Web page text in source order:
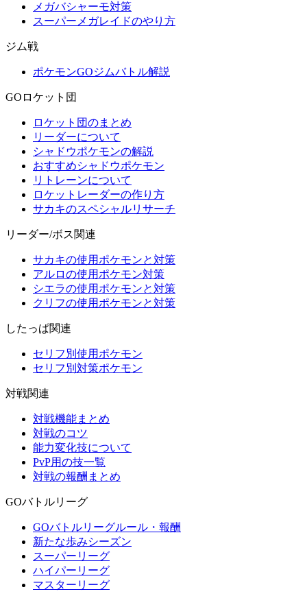
メガバシャーモ対策
スーパーメガレイドのやり方
ジム戦
ポケモンGOジムバトル解説
GOロケット団
ロケット団のまとめ
リーダーについて
シャドウポケモンの解説
おすすめシャドウポケモン
リトレーンについて
ロケットレーダーの作り方
サカキのスペシャルリサーチ
リーダー/ボス関連
サカキの使用ポケモンと対策
アルロの使用ポケモン対策
シエラの使用ポケモンと対策
クリフの使用ポケモンと対策
したっぱ関連
セリフ別使用ポケモン
セリフ別対策ポケモン
対戦関連
対戦機能まとめ
対戦のコツ
能力変化技について
PvP用の技一覧
対戦の報酬まとめ
GOバトルリーグ
GOバトルリーグルール・報酬
新たな歩みシーズン
スーパーリーグ
ハイパーリーグ
マスターリーグ